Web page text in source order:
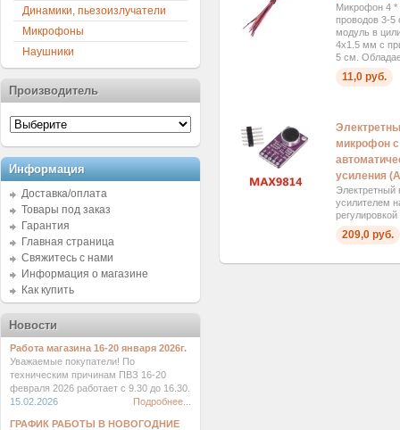
Микрофон 4 *
проводов 3-
модуль в
4x1.5 мм с
5 см.
11,0 руб.
микрофон
усиления
Электретный
усилителем
209,0 руб.
Динамики, пьезоизлучатели
Микрофоны
Наушники
Производитель
Информация
Доставка/оплата
Товары под заказ
Гарантия
Главная страница
Свяжитесь с нами
Информация о магазине
Как купить
Новости
Работа магазина 16-20 января 2026г.
Уважаемые покупатели! По
техническим причинам ПВЗ 16-20
февраля 2026 работает с 9.30 до 16.30.
15.02.2026
Подробнее...
ГРАФИК РАБОТЫ В НОВОГОДНИЕ